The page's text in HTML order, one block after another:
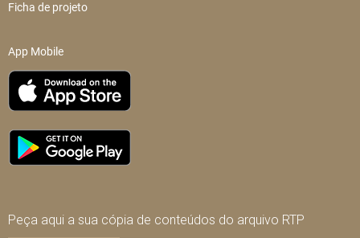
Ficha de projeto
App Mobile
Peça aqui a sua cópia de conteúdos do arquivo RTP